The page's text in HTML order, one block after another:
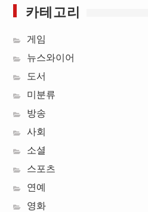
카테고리
게임
뉴스와이어
도서
미분류
방송
사회
소셜
스포츠
연예
영화